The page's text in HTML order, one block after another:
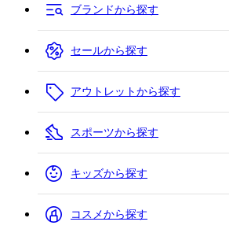
ブランドから探す
セールから探す
アウトレットから探す
スポーツから探す
キッズから探す
コスメから探す